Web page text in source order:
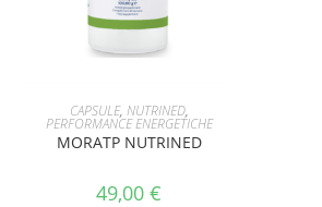
AGGIUNGI AL CARRELLO
CAPSULE, NUTRINED,
PERFORMANCE ENERGETICHE
MORATP NUTRINED
49,00€